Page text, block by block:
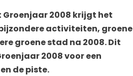
Groenjaar 2008 krijgt het
activiteiten, groene
groene stad na 2008. Dit
2008 voor een
de piste.